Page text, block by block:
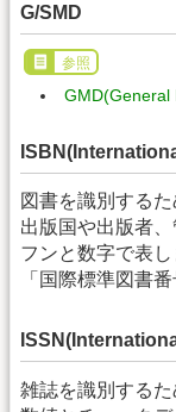
G/SMD
参照
GMD(General
図書を識別するた
出版国や出版者
フンと数字で表し
「国際標準図書
雑誌を識別するた